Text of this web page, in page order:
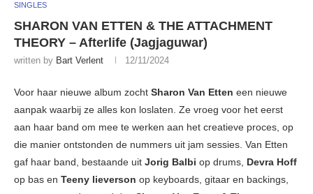
SINGLES
SHARON VAN ETTEN & THE ATTACHMENT
THEORY – Afterlife (Jagjaguwar)
written by Bart Verlent 12/11/2024
Voor haar nieuwe album zocht Sharon Van Etten een nieuwe
aanpak waarbij ze alles kon loslaten. Ze vroeg voor het eerst
aan haar band om mee te werken aan het creatieve proces, op
die manier ontstonden de nummers uit jam sessies. Van Etten
gaf haar band, bestaande uit Jorig Balbi op drums, Devra Hoff
op bas en Teeny lieverson op keyboards, gitaar en backings,